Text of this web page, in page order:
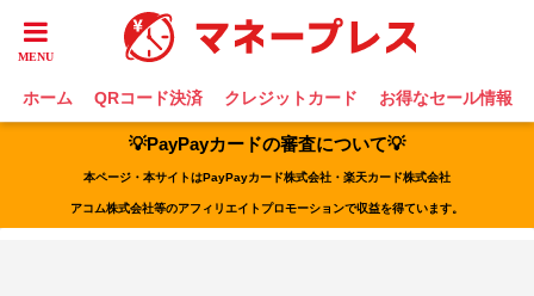
ホーム QRコード決済 クレジットカード お得なセール情報
💡PayPayカードの審査について💡
本ページ・本サイトはPayPayカード株式会社・楽天カード株式会社
アコム株式会社等のアフィリエイトプロモーションで収益を得ています。